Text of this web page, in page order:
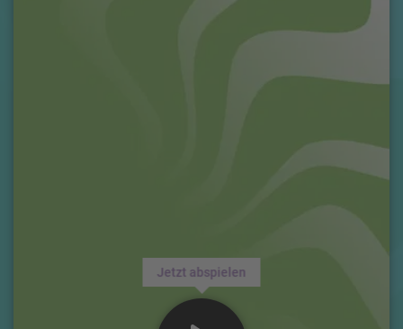
Jetzt abspielen